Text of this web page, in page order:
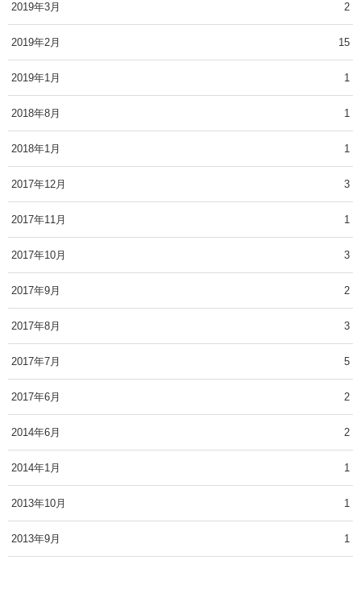
2019年3月 2
2019年2月 15
2019年1月 1
2018年8月 1
2018年1月 1
2017年12月 3
2017年11月 1
2017年10月 3
2017年9月 2
2017年8月 3
2017年7月 5
2017年6月 2
2014年6月 2
2014年1月 1
2013年10月 1
2013年9月 1